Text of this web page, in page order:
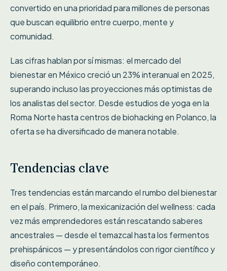
convertido en una prioridad para millones de personas
que buscan equilibrio entre cuerpo, mente y
comunidad.
Las cifras hablan por sí mismas: el mercado del
bienestar en México creció un 23% interanual en 2025,
superando incluso las proyecciones más optimistas de
los analistas del sector. Desde estudios de yoga en la
Roma Norte hasta centros de biohacking en Polanco, la
oferta se ha diversificado de manera notable.
Tendencias clave
Tres tendencias están marcando el rumbo del bienestar
en el país. Primero, la mexicanización del wellness: cada
vez más emprendedores están rescatando saberes
ancestrales — desde el temazcal hasta los fermentos
prehispánicos — y presentándolos con rigor científico y
diseño contemporáneo.